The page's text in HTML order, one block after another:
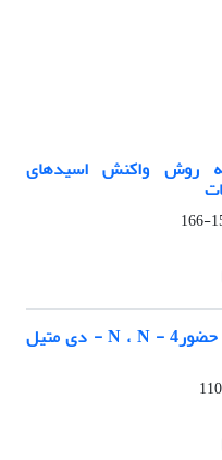
روش واکنش اسیدهای
واکنش افزایشی مایکل آمین ها در حضور4 - N ، N - دی متیل